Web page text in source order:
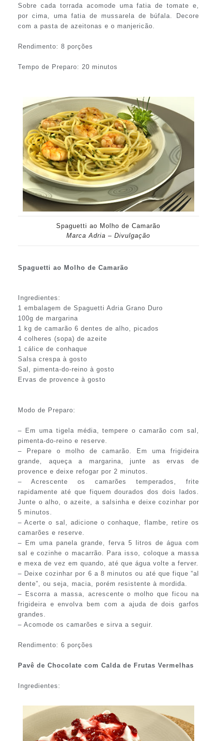
Sobre cada torrada acomode uma fatia de tomate e,
por cima, uma fatia de mussarela de búfala. Decore
com a pasta de azeitonas e o manjericão.
Rendimento: 8 porções
Tempo de Preparo: 20 minutos
Spaguetti ao Molho de Camarão
Marca Adria – Divulgação
Spaguetti ao Molho de Camarão
Ingredientes:
1 embalagem de Spaguetti Adria Grano Duro
100g de margarina
1 kg de camarão 6 dentes de alho, picados
4 colheres (sopa) de azeite
1 cálice de conhaque
Salsa crespa à gosto
Sal, pimenta-do-reino à gosto
Ervas de provence à gosto
Modo de Preparo:
– Em uma tigela média, tempere o camarão com sal,
pimenta-do-reino e reserve.
– Prepare o molho de camarão. Em uma frigideira
grande, aqueça a margarina, junte as ervas de
provence e deixe refogar por 2 minutos.
– Acrescente os camarões temperados, frite
rapidamente até que fiquem dourados dos dois lados.
Junte o alho, o azeite, a salsinha e deixe cozinhar por
5 minutos.
– Acerte o sal, adicione o conhaque, flambe, retire os
camarões e reserve.
– Em uma panela grande, ferva 5 litros de água com
sal e cozinhe o macarrão. Para isso, coloque a massa
e mexa de vez em quando, até que água volte a ferver.
– Deixe cozinhar por 6 a 8 minutos ou até que fique “al
dente”, ou seja, macia, porém resistente à mordida.
– Escorra a massa, acrescente o molho que ficou na
frigideira e envolva bem com a ajuda de dois garfos
grandes.
– Acomode os camarões e sirva a seguir.
Rendimento: 6 porções
Pavê de Chocolate com Calda de Frutas Vermelhas
Ingredientes: